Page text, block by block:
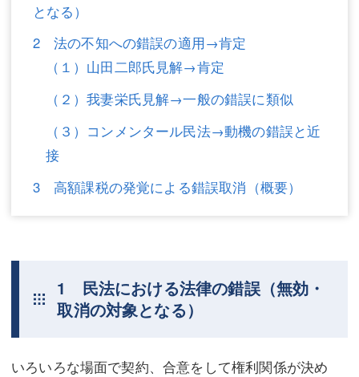
弁護士費用
不動産
企業法務
労働問題（解雇，残業等）
不動産登記
商業登記
調査・書面作成
不動産
相続・遺言
労働問題（解雇，残業等）
刑事弁護
商業登記
調査・書面作成
債務整理
となる）
2 法の不知への錯誤の適用→肯定
（１）山田二郎氏見解→肯定
（２）我妻栄氏見解→一般の錯誤に類似
（３）コンメンタール民法→動機の錯誤と近
接
3 高額課税の発覚による錯誤取消（概要）
1 民法における法律の錯誤（無効・
取消の対象となる）
いろいろな場面で契約、合意をして権利関係が決め